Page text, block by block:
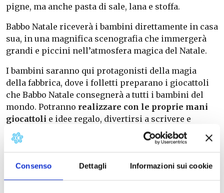
Consenso Dettagli Informazioni sui cookie
pigne, ma anche pasta di sale, lana e stoffa.
Babbo Natale riceverà i bambini direttamente in casa
sua, in una magnifica scenografia che immergerà
grandi e piccini nell’atmosfera magica del Natale.
I bambini saranno qui protagonisti della magia
della fabbrica, dove i folletti preparano i giocattoli
che Babbo Natale consegnerà a tutti i bambini del
mondo. Potranno realizzare con le proprie mani
giocattoli e idee regalo, divertirsi a scrivere e
imbucare la Letterina
direttamente nell’ufficio
postale di Babbo Natale,
assistere a spettacoli
magia e al teatro dei burattini.